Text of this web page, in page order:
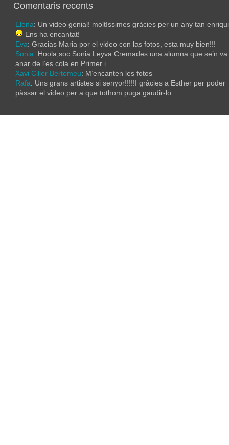
Comentaris recents
Elena: Un video genial! moltíssimes gràcies per un any tan
Ens ha encantat!
Eva: Gracias Maria por el video con las fotos, esta muy bien!!!
Sonia: Hoola,soc Sonia Leyva Cremades una alumna que se’n va
anar de l’es cola en Primer i...
Xavi Ciller Bertomeu: M’encanten les fotos
Rafa: Uns grans artistes si senyor!!!!!I gràcies a Esther per poder
pàssar el video per a que tothom puga gaudir-lo.